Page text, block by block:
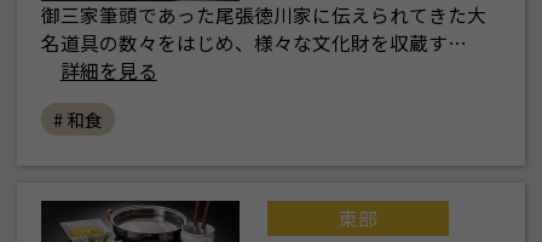
御三家筆頭であった尾張徳川家に伝えられてきた大
名道具の数々をはじめ、様々な文化財を収蔵す…
詳細を見る
# 和食
東部